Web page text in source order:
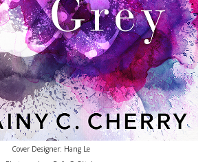
Cover Designer: Hang Le